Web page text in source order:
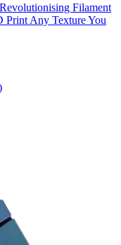
Filament
Print Any Texture You